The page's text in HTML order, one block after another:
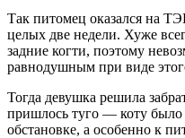
Так питомец оказался на
целых две недели. Хуже
задние когти, поэтому
равнодушным при виде
Тогда девушка решила
пришлось туго — коту
обстановке, а особенно к